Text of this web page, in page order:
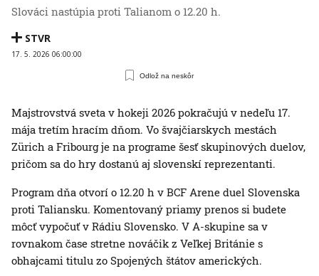
Slováci nastúpia proti Talianom o 12.20 h.
STVR
17. 5. 2026 06:00:00
Odlož na neskôr
Majstrovstvá sveta v hokeji 2026 pokračujú v nedeľu 17.
mája tretím hracím dňom. Vo švajčiarskych mestách
Zürich a Fribourg je na programe šesť skupinových duelov,
pričom sa do hry dostanú aj slovenskí reprezentanti.
Program dňa otvorí o 12.20 h v BCF Arene duel Slovenska
proti Taliansku. Komentovaný priamy prenos si budete
môcť vypočuť v Rádiu Slovensko. V A-skupine sa v
rovnakom čase stretne nováčik z Veľkej Británie s
obhajcami titulu zo Spojených štátov amerických.